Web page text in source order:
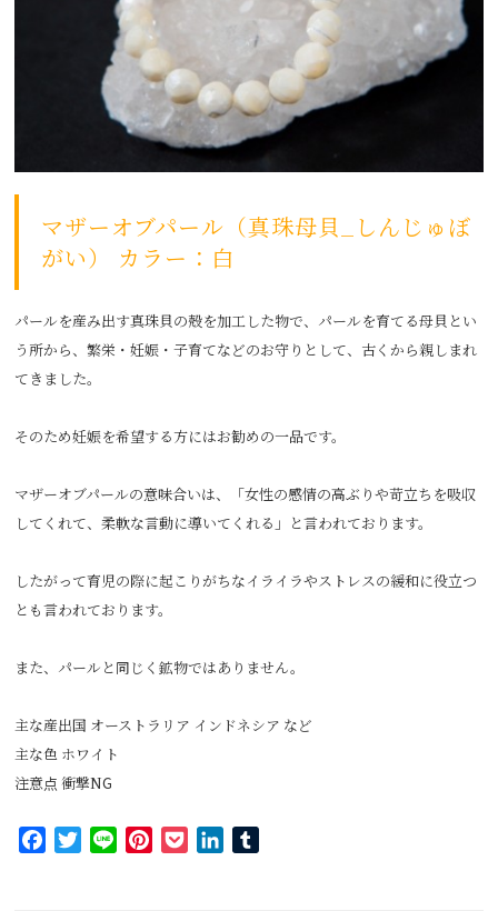
マザーオブパール（真珠母貝_しんじゅぼ
がい） カラー：白
パールを産み出す真珠貝の殻を加工した物で、パールを育てる母貝とい
う所から、繁栄・妊娠・子育てなどのお守りとして、古くから親しまれ
てきました。
そのため妊娠を希望する方にはお勧めの一品です。
マザーオブパールの意味合いは、「女性の感情の高ぶりや苛立ちを吸収
してくれて、柔軟な言動に導いてくれる」と言われております。
したがって育児の際に起こりがちなイライラやストレスの緩和に役立つ
とも言われております。
また、パールと同じく鉱物ではありません。
主な産出国 オーストラリア インドネシア など
主な色 ホワイト
注意点 衝撃NG
FacebookTwitterLine PinterestPocketLinkedIn